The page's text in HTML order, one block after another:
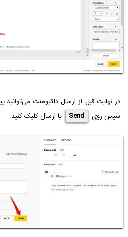
در نهایت قبل از ارسال داکیومنت
سپس روی
Send یا ارسال کلیک کنید.